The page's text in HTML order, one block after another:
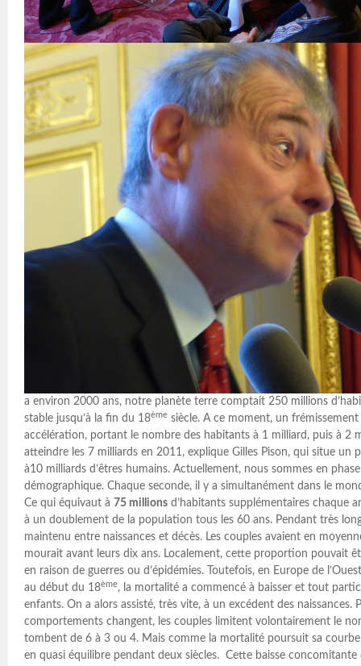
a environ 2000 ans, notre planète terre comptait 250 millions
stable jusqu’à la fin du 18ème siècle. A ce moment, un
accélération, portant le nombre des habitants à 1 milliard, puis à 2
atteindre les 7 milliards en 2011, explique Gilles Pison, qui situe un
à10 milliards d’êtres humains. Actuellement, nous sommes en
démographique. Chaque seconde, il y a simultanément dans le
Ce qui équivaut à 75 millions d’habitants supplémentaires chaque
à un doublement de la population tous les 60 ans. Pendant très
maintenu entre naissances et décès. Les couples avaient en
mourait avant leurs dix ans. Localement, cette proportion pouvait
en raison de guerres ou d’épidémies. Toutefois, en Europe de
au début du 18ème, la mortalité a commencé à baisser et tout
enfants. On a alors assisté, très vite, à un excédent des naissances.
comportements changent, les couples limitent volontairement le
tombent de 6 à 3 ou 4. Mais comme la mortalité poursuit sa
en quasi équilibre pendant deux siècles. Cette baisse